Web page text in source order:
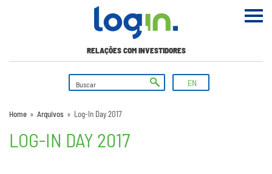
RELAÇÕES COM INVESTIDORES
EN
Home » Arquivos » Log-In Day 2017
LOG-IN DAY 2017